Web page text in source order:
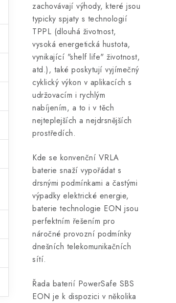
zachovávají výhody, které jsou
typicky spjaty s technologií
TPPL (dlouhá životnost,
vysoká energetická hustota,
vynikající "shelf life" životnost,
atd.), také poskytují vyjímečný
cyklický výkon v aplikacích s
udržovacím i rychlým
nabíjením, a to i v těch
nejteplejších a nejdrsnějších
prostředích.
Kde se konvenční VRLA
baterie snaží vypořádat s
drsnými podmínkami a častými
výpadky elektrické energie,
baterie technologie EON jsou
perfektním řešením pro
náročné provozní podmínky
dnešních telekomunikačních
sítí.
Řada baterií PowerSafe SBS
EON je k dispozici v několika